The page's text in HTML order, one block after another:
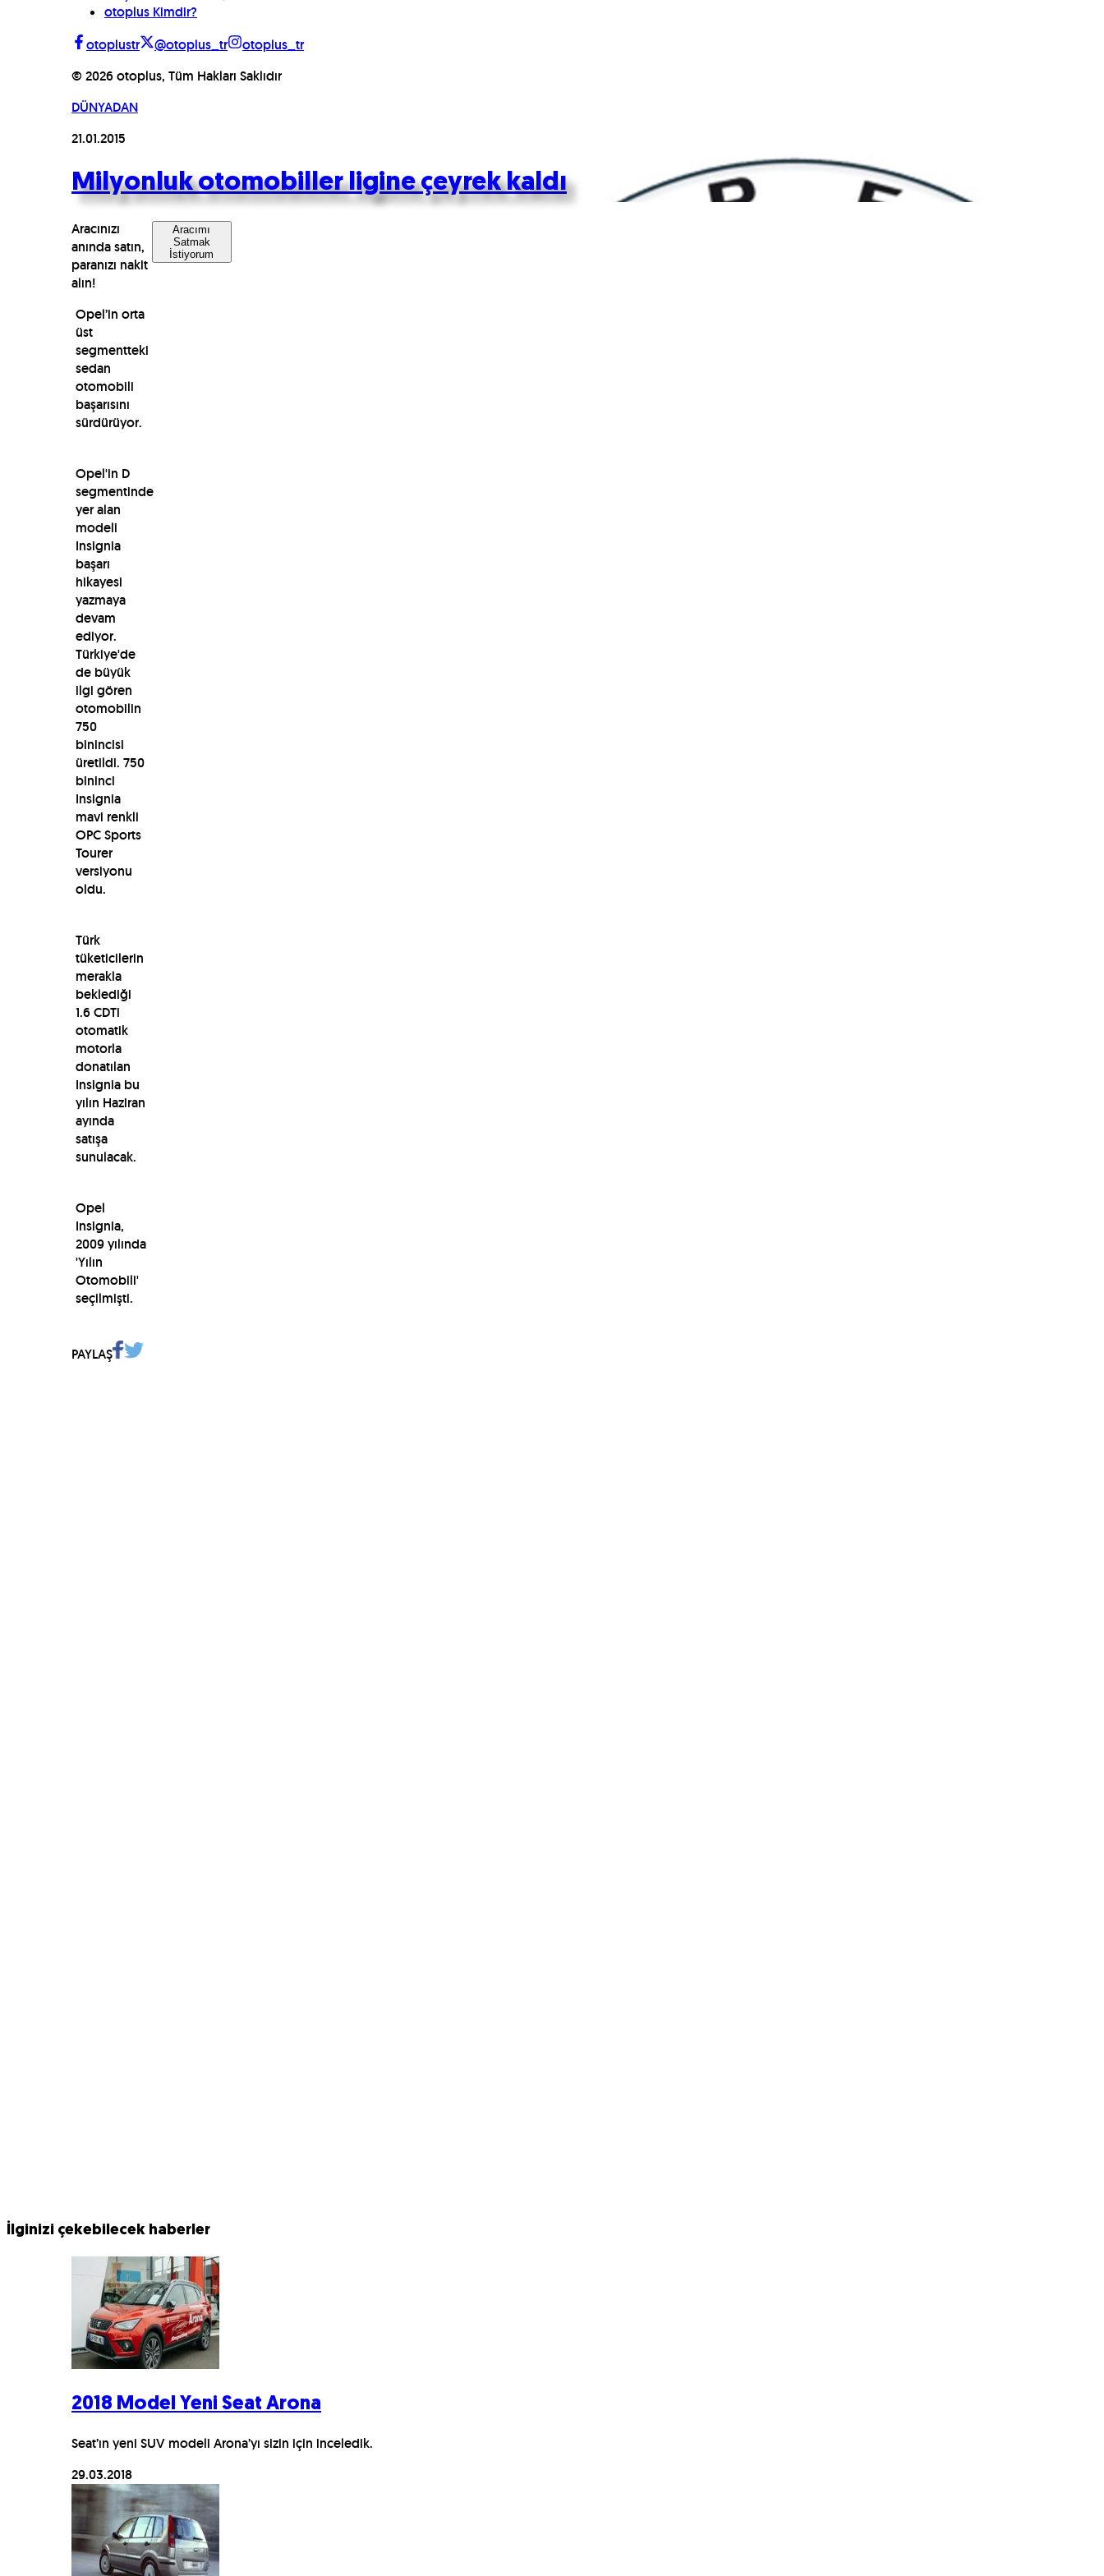
otoplus Kimdir?
otoplustr
@otoplus_tr
otoplus_tr
© 2026 otoplus, Tüm Hakları Saklıdır
DÜNYADAN
21.01.2015
Milyonluk otomobiller ligine çeyrek kaldı
Aracınızı
anında satın,
paranızı nakit
alın!
Aracımı
Satmak
İstiyorum
Opel’in orta
üst
segmentteki
sedan
otomobili
başarısını
sürdürüyor.
Opel'in D
segmentinde
yer alan
modeli
Insignia
başarı
hikayesi
yazmaya
devam
ediyor.
Türkiye'de
de büyük
ilgi gören
otomobilin
750
binincisi
üretildi. 750
bininci
Insignia
mavi renkli
OPC Sports
Tourer
versiyonu
oldu.
Türk
tüketicilerin
merakla
beklediği
1.6 CDTi
otomatik
motorla
donatılan
Insignia bu
yılın Haziran
ayında
satışa
sunulacak.
Opel
Insignia,
2009 yılında
'Yılın
Otomobili'
seçilmişti.
PAYLAŞ
İlginizi çekebilecek haberler
2018 Model Yeni Seat Arona
Seat’ın yeni SUV modeli Arona’yı sizin için inceledik.
29.03.2018